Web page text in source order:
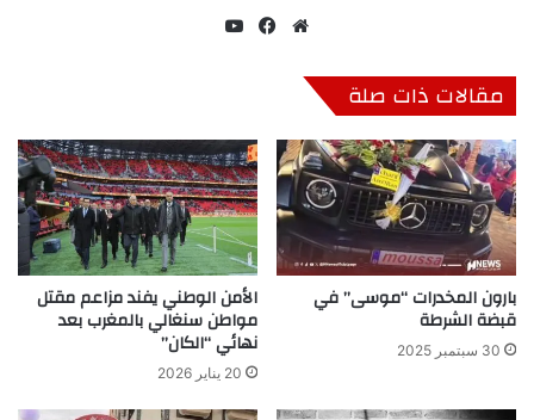
موق
في
مقالات ذات صلة
بارون المخدرات “موسى” في
قبضة الشرطة
30 سبتمبر 2025
الأمن الوطني يفند مزاعم مقتل
مواطن سنغالي بالمغرب بعد
نهائي “الكان”
20 يناير 2026